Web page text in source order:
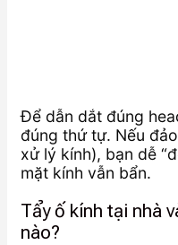
Để dẫn dắt đúng
đúng thứ tự. Nếu
xử lý kính), bạn dễ
mặt kính vẫn bẩn.
Tẩy ố kính tại nhà
nào?